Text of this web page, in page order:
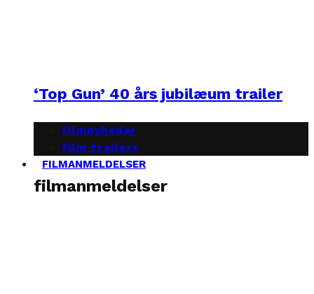
‘Top Gun’ 40 års jubilæum trailer
filmnyheder
film trailers
FILMANMELDELSER
filmanmeldelser